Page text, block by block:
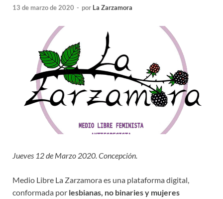
13 de marzo de 2020 - por La Zarzamora
Jueves 12 de Marzo 2020. Concepción.
Medio Libre La Zarzamora es una plataforma digital,
conformada por lesbianas, no binaries y mujeres